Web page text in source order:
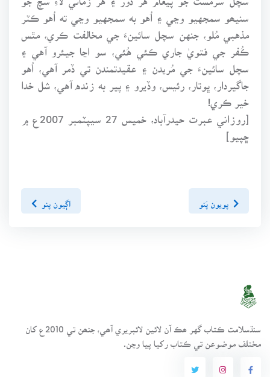
سنيھو سمجهيو وڃي ۽ اُهو به سمجهيو وڃي ته اُهو ڪٽر
مذهبي مُلو، جنهن سچل سائينءَ جي مخالفت ڪري، مٿس
ڪُفر جي فتويٰ جاري ڪئي هُئي، سو اڃا جيئرو آهي ۽
سچل سائينءَ جي مُريدن ۽ عقيدتمندن تي ڏمر آهي، اُهو
جاگيردار، ڀوتار، رئيس، وڏيرو ۽ پير به زنده آهي، شل خدا
خير ڪري!
ڇپيو]
اڳيون پنو
سنڌسلامت ڪتاب گهر ھڪ آن لائين لائبريري آھي، جنھن تي 2010ع کان
مختلف موضوعن تي ڪتاب رکيا پيا وڃن.